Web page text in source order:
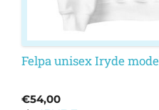
Felpa unisex Iryde
€54,00
prodotto